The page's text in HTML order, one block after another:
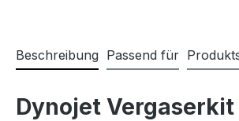
Beschreibung Passend für
Dynojet Vergaserkit